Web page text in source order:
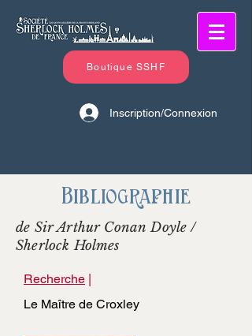
Boutique SSHF
Inscription/Connexion
Bibliographie
de Sir Arthur Conan Doyle /
Sherlock Holmes
Recherche |
Le Maître de Croxley